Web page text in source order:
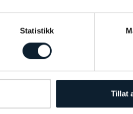
Statistikk
Tillat
Pris pr. person: Kr 7
PAKKEPRISEN INKLUDERER:
Flybillett Oslo-Bodø t/r
1 kolli innsjekket bagasje
Skifrakt